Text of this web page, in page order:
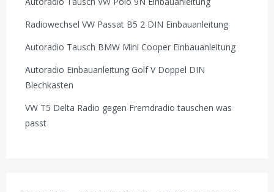
Radiowechsel VW Passat B5 2 DIN Einbauanleitung
Autoradio Tausch BMW Mini Cooper Einbauanleitung
Autoradio Einbauanleitung Golf V Doppel DIN
Blechkasten
VW T5 Delta Radio gegen Fremdradio tauschen was
passt